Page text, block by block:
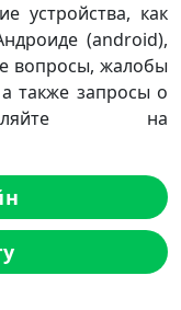
устройства, как
(android),
вопросы, жалобы
также запросы о
на